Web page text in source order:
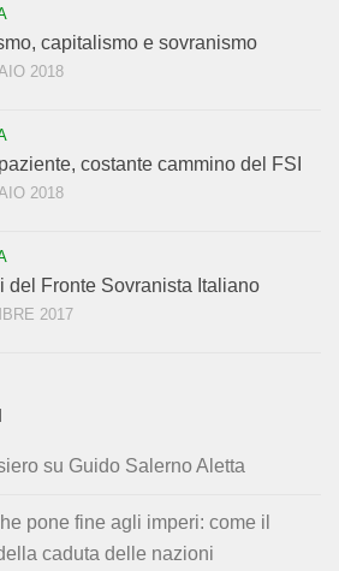
capitalismo e sovranismo
2018
paziente, costante cammino del FSI
2018
del Fronte Sovranista Italiano
2017
su Guido Salerno Aletta
pone fine agli imperi: come il
caduta delle nazioni